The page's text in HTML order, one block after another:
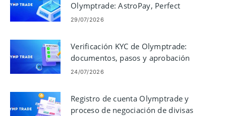
Olymptrade: AstroPay, Perfect
Money, Neteller, Skrill
29/07/2026
Verificación KYC de Olymptrade:
documentos, pasos y aprobación
24/07/2026
Registro de cuenta Olymptrade y
proceso de negociación de divisas